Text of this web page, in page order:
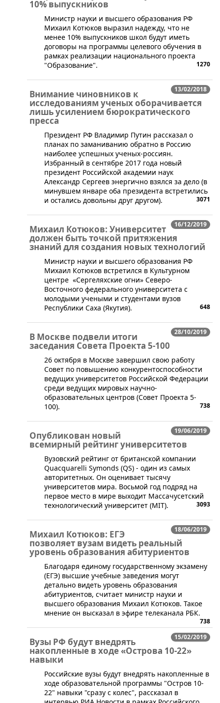
10% выпускников
​Министр науки и высшего образования РФ
Михаил Котюков выразил надежду, что не
менее 10% выпускников школ будут иметь
договоры на программы целевого обучения в
рамках реализации национального проекта
"Образование".
1270
13/02/2018
Внимание чиновников к
исследованиям ученых оборачивается
лишь усилением бюрократического
пресса
​Президент РФ Владимир Путин рассказал о
планах по заманиванию обратно в Россию
наиболее успешных ученых-россиян.
Избранный в сентябре 2017 года новый
президент Российской академии наук
Александр Сергеев энергично взялся за дело (в
минувшем январе оба президента встретились
и остались довольны друг другом).
3071
16/12/2019
Михаил Котюков: Университет
должен быть точкой притяжения
знаний для создания новых технологий
​Министр науки и высшего образования РФ
Михаил Котюков встретился в Культурном
центре «Сергеляхские огни» Северо-
Восточного федерального университета с
молодыми учеными и студентами вузов
Республики Саха (Якутия).
648
28/10/2019
В Москве подвели итоги
заседания Совета Проекта 5-100
​26 октября в Москве завершил свою работу
Совет по повышению конкурентоспособности
ведущих университетов Российской Федерации
среди ведущих мировых научно-
образовательных центров (Совет Проекта 5-
100).
738
19/06/2019
Опубликован новый
всемирный рейтинг университетов
​Вузовский рейтинг от британской компании
Quacquarelli Symonds (QS) - один из самых
авторитетных. Он оценивает тысячу
университетов мира. Восьмой год подряд на
первое место в мире выходит Массачусетский
технологический университет (MIT).
3093
18/06/2019
Михаил Котюков: ЕГЭ
позволяет вузам видеть реальный
уровень образования абитуриентов
​Благодаря единому государственному экзамену
(ЕГЭ) высшие учебные заведения могут
детально видеть уровень образования
абитуриентов, считает министр науки и
высшего образования Михаил Котюков. Такое
мнение он высказал в эфире телеканала РБК.
738
15/02/2019
Вузы РФ будут внедрять
накопленные в ходе «Острова 10-22»
навыки
​Российские вузы будут внедрять накопленные в
ходе образовательной программы "Остров 10-
22" навыки "сразу с колес", рассказал в